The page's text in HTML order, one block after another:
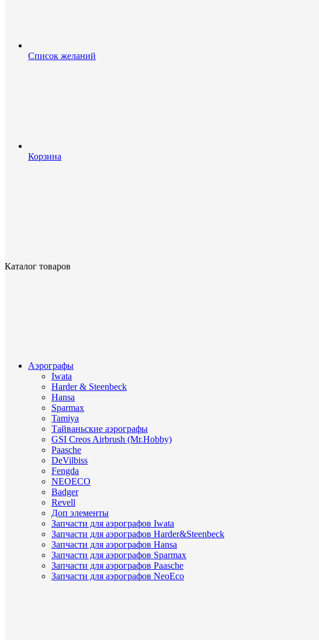
Список желаний
Корзина
Каталог товаров
Аэрографы
Iwata
Harder & Steenbeck
Hansa
Sparmax
Tamiya
Тайваньские аэрографы
GSI Creos Airbrush (Mr.Hobby)
Paasche
DeVilbiss
Fengda
NEOECO
Badger
Revell
Доп элементы
Запчасти для аэрографов Iwata
Запчасти для аэрографов Harder&Steenbeck
Запчасти для аэрографов Hansa
Запчасти для аэрографов Sparmax
Запчасти для аэрографов Paasche
Запчасти для аэрографов NeoEco